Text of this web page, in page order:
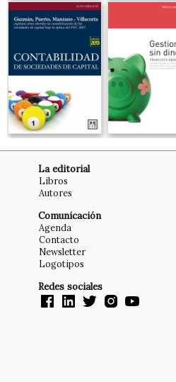
La editorial
Libros
Autores
Comunicación
Agenda
Contacto
Newsletter
Logotipos
Redes sociales